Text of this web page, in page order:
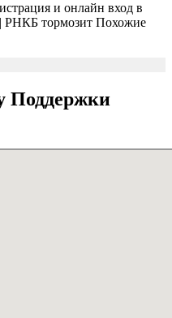
и онлайн вход в
РНКБ тормозит Похожие
Поддержки